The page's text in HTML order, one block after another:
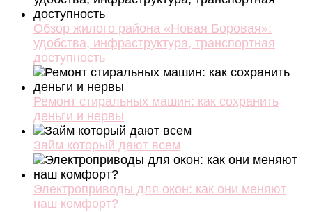
Обзор жилого района «Новая Боровая»:
удобства, инфраструктура, транспортная
доступность
Ремонт стиральных машин: как сохранить
деньги и нервы
Займ который дают всем
Электроприводы для окон: как они меняют
наш комфорт?